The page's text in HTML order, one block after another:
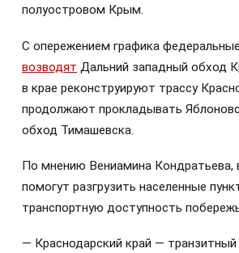
полуостровом Крым.
С опережением графика
возводят Дальний западный обход
в крае реконструируют трассу
продолжают прокладывать
обход Тимашевска.
По мнению Вениамина Кондратьева,
помогут разгрузить населенные
транспортную доступность
— Краснодарский край — транзитный